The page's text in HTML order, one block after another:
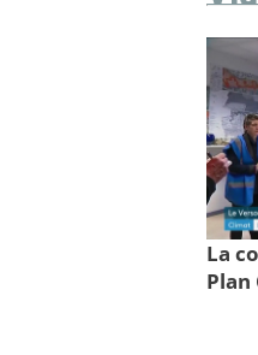
La
Plan